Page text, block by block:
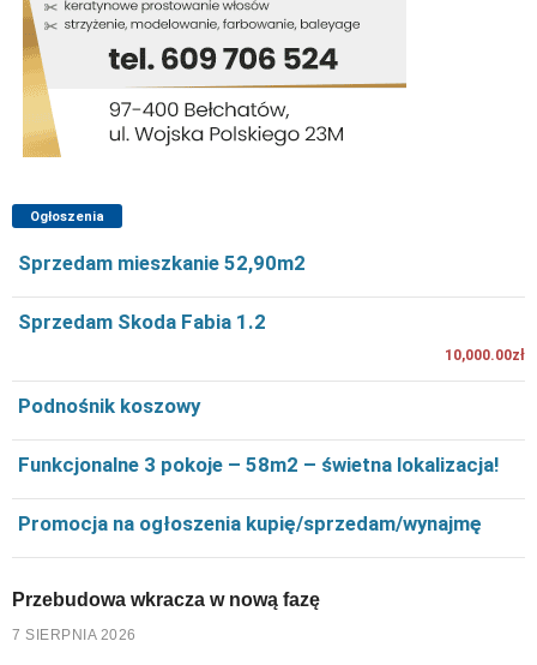
Ogłoszenia
Sprzedam mieszkanie 52,90m2
Sprzedam Skoda Fabia 1.2
10,000.00zł
Podnośnik koszowy
Funkcjonalne 3 pokoje – 58m2 – świetna lokalizacja!
Promocja na ogłoszenia kupię/sprzedam/wynajmę
Przebudowa wkracza w nową fazę
7 SIERPNIA 2026